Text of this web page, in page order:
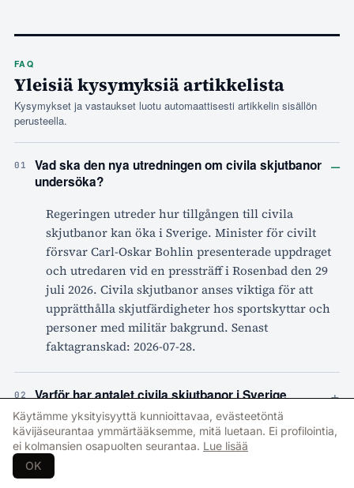
FAQ
Yleisiä kysymyksiä artikkelista
Kysymykset ja vastaukset luotu automaattisesti artikkelin sisällön
perusteella.
01
Vad ska den nya utredningen om civila skjutbanor
undersöka?
–
Regeringen utreder hur tillgången till civila
skjutbanor kan öka i Sverige. Minister för civilt
försvar Carl-Oskar Bohlin presenterade uppdraget
och utredaren vid en pressträff i Rosenbad den 29
juli 2026. Civila skjutbanor anses viktiga för att
upprätthålla skjutfärdigheter hos sportskyttar och
personer med militär bakgrund. Senast
faktagranskad: 2026-07-28.
02
Varför har antalet civila skjutbanor i Sverige
minskat?
+
03
Hur mycket satsar regeringen på det civila
försvaret 2026-2028?
Käytämme yksityisyyttä kunnioittavaa, evästeetöntä
kävijäseurantaa ymmärtääksemme, mitä luetaan. Ei profilointia,
ei kolmansien osapuolten seurantaa. Lue lisää
OK